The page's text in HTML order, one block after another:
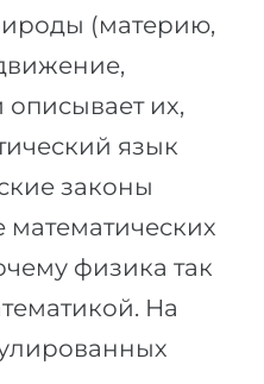
(материю,
их,
язык
законы
физика так
На